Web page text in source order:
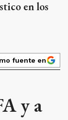
en los
fuente en
y a